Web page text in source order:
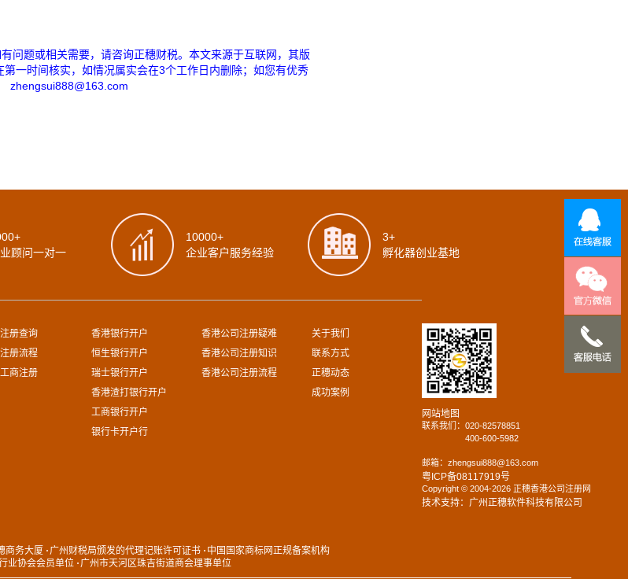
问题或相关需要，请咨询正穗财税。本文来源于互联网，其版
一时间核实，如情况属实会在3个工作日内删除；如您有优秀
zhengsui888@163.com
顾问一对一
10000+
企业客户服务经验
3+
孵化器创业基地
册查询
册流程
商注册
香港银行开户
恒生银行开户
瑞士银行开户
香港渣打银行开户
工商银行开户
银行卡开户行
香港公司注册疑难
香港公司注册知识
香港公司注册流程
关于我们
联系方式
正穗动态
成功案例
网站地图
联系我们： 020-82578851
400-600-5982
邮箱：zhengsui888@163.com
粤ICP备08117919号
Copyright © 2004-2026 正穗香港公司注册网
技术支持：广州正穗软件科技有限公司
商务大厦 广州财税局颁发的代理记账许可证书
中国国家商标网正规备案机构
业协会会员单位 广州市天河区珠吉街道商会理事单位